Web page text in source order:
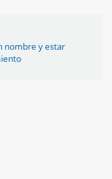
nombre y estar